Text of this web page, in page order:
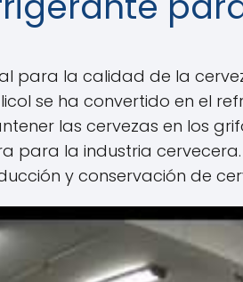
para la calidad de la
se ha convertido en el
las cervezas en los
para la industria
y conservación de